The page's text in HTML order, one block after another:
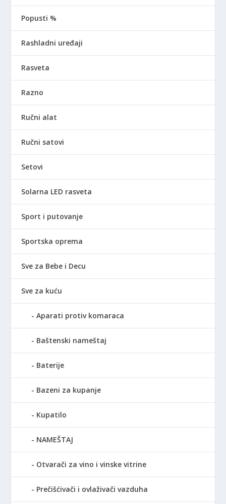
Popusti %
Rashladni uređaji
Rasveta
Razno
Ručni alat
Ručni satovi
Setovi
Solarna LED rasveta
Sport i putovanje
Sportska oprema
Sve za Bebe i Decu
Sve za kuću
Aparati protiv komaraca
Baštenski nameštaj
Baterije
Bazeni za kupanje
Kupatilo
NAMEŠTAJ
Otvarači za vino i vinske vitrine
Prečišćivači i ovlaživači vazduha